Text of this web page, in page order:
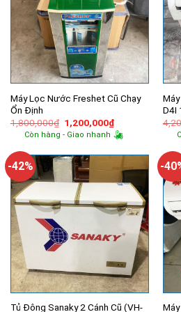
Máy Lọc Nước Freshet Cũ Chạy
Ổn Định
1,800,000₫ Giá
gốc
là:
1,200,000₫Giá
hiện
tại
1,200,000₫.
Còn hàng - Giao nhanh
D4I
-42%
Tủ Đông Sanaky 2 Cánh Cũ (VH-
-